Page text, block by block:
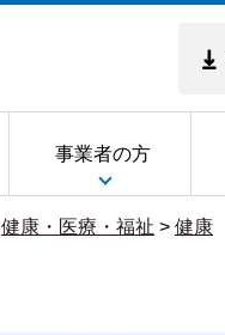
事業者の方
健康・医療・福祉 > 健康